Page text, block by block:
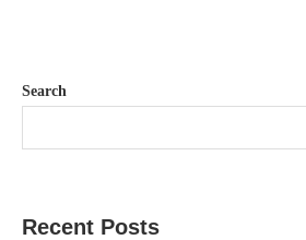
Search
Recent Posts